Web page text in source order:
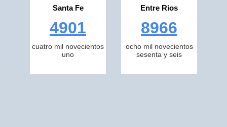
Santa Fe
4901
cuatro mil novecientos
uno
Entre Rios
8966
ocho mil novecientos
sesenta y seis